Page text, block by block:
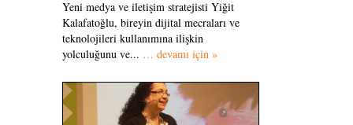
Yeni medya ve iletişim stratejisti Yiğit
Kalafatoğlu, bireyin dijital mecraları ve
teknolojileri kullanımına ilişkin
yolculuğunu ve... … devamı için »